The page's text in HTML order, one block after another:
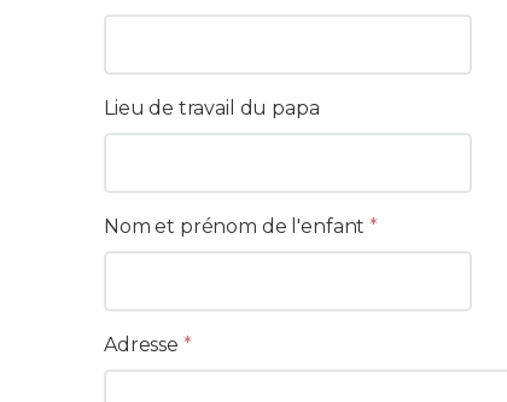
Lieu de travail du papa
Nom et prénom de l'enfant *
Adresse *